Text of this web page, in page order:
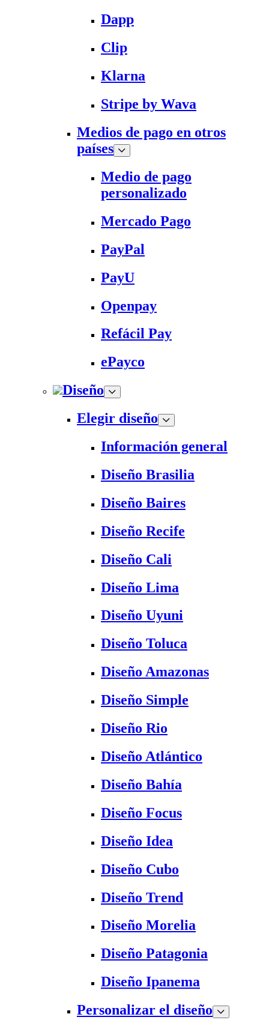
Dapp
Clip
Klarna
Stripe by Wava
Medios de pago en otros
países
Medio de pago
personalizado
Mercado Pago
PayPal
PayU
Openpay
Refácil Pay
ePayco
Diseño
Elegir diseño
Información general
Diseño Brasilia
Diseño Baires
Diseño Recife
Diseño Cali
Diseño Lima
Diseño Uyuni
Diseño Toluca
Diseño Amazonas
Diseño Simple
Diseño Rio
Diseño Atlántico
Diseño Bahía
Diseño Focus
Diseño Idea
Diseño Cubo
Diseño Trend
Diseño Morelia
Diseño Patagonia
Diseño Ipanema
Personalizar el diseño